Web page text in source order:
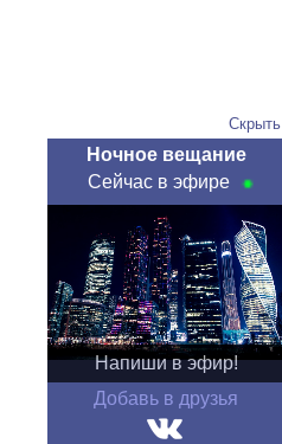
Скрыть
Ночное вещание
Сейчас в эфире
Напиши в эфир!
Добавь в друзья